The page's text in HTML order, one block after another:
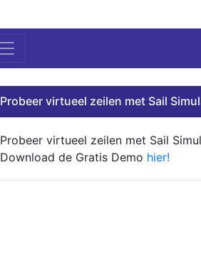
Probeer virtueel zeilen met Sail
Probeer virtueel zeilen met Sail
Download de Gratis Demo hier!